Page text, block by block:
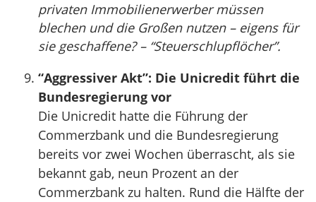
privaten Immobilienerwerber müssen
blechen und die Großen nutzen – eigens für
sie geschaffene? – “Steuerschlupflöcher”.
“Aggressiver Akt”: Die Unicredit führt die
Bundesregierung vor
Die Unicredit hatte die Führung der
Commerzbank und die Bundesregierung
bereits vor zwei Wochen überrascht, als sie
bekannt gab, neun Prozent an der
Commerzbank zu halten. Rund die Hälfte der